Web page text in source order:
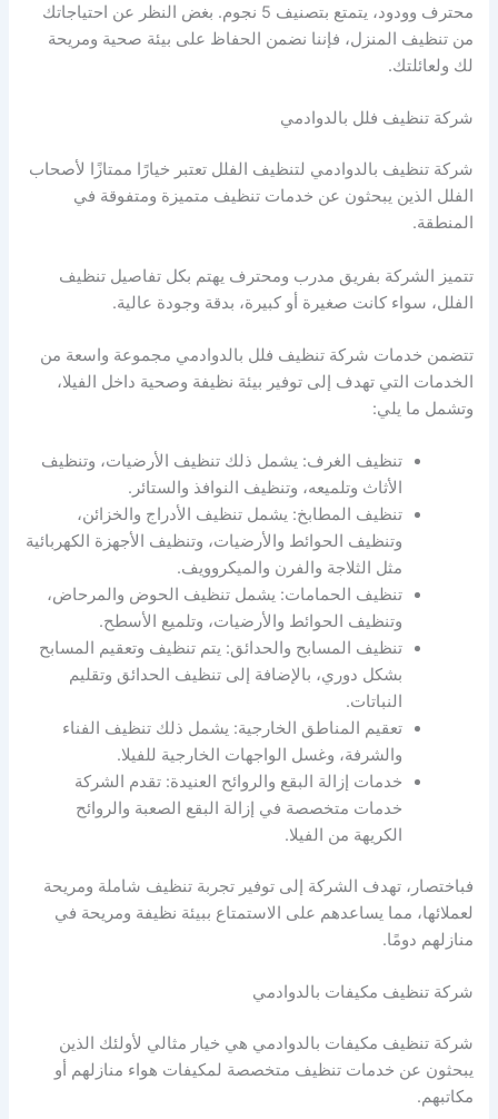
محترف وودود، يتمتع بتصنيف 5 نجوم. بغض النظر عن احتياجاتك
من تنظيف المنزل، فإننا نضمن الحفاظ على بيئة صحية ومريحة
لك ولعائلتك.
شركة تنظيف فلل بالدوادمي
شركة تنظيف بالدوادمي لتنظيف الفلل تعتبر خيارًا ممتازًا لأصحاب
الفلل الذين يبحثون عن خدمات تنظيف متميزة ومتفوقة في
المنطقة.
تتميز الشركة بفريق مدرب ومحترف يهتم بكل تفاصيل تنظيف
الفلل، سواء كانت صغيرة أو كبيرة، بدقة وجودة عالية.
تتضمن خدمات شركة تنظيف فلل بالدوادمي مجموعة واسعة من
الخدمات التي تهدف إلى توفير بيئة نظيفة وصحية داخل الفيلا،
وتشمل ما يلي:
تنظيف الغرف: يشمل ذلك تنظيف الأرضيات، وتنظيف
الأثاث وتلميعه، وتنظيف النوافذ والستائر.
تنظيف المطابخ: يشمل تنظيف الأدراج والخزائن،
وتنظيف الحوائط والأرضيات، وتنظيف الأجهزة الكهربائية
مثل الثلاجة والفرن والميكروويف.
تنظيف الحمامات: يشمل تنظيف الحوض والمرحاض،
وتنظيف الحوائط والأرضيات، وتلميع الأسطح.
تنظيف المسابح والحدائق: يتم تنظيف وتعقيم المسابح
بشكل دوري، بالإضافة إلى تنظيف الحدائق وتقليم
النباتات.
تعقيم المناطق الخارجية: يشمل ذلك تنظيف الفناء
والشرفة، وغسل الواجهات الخارجية للفيلا.
خدمات إزالة البقع والروائح العنيدة: تقدم الشركة
خدمات متخصصة في إزالة البقع الصعبة والروائح
الكريهة من الفيلا.
فباختصار، تهدف الشركة إلى توفير تجربة تنظيف شاملة ومريحة
لعملائها، مما يساعدهم على الاستمتاع ببيئة نظيفة ومريحة في
منازلهم دومًا.
شركة تنظيف مكيفات بالدوادمي
شركة تنظيف مكيفات بالدوادمي هي خيار مثالي لأولئك الذين
يبحثون عن خدمات تنظيف متخصصة لمكيفات هواء منازلهم أو
مكاتبهم.